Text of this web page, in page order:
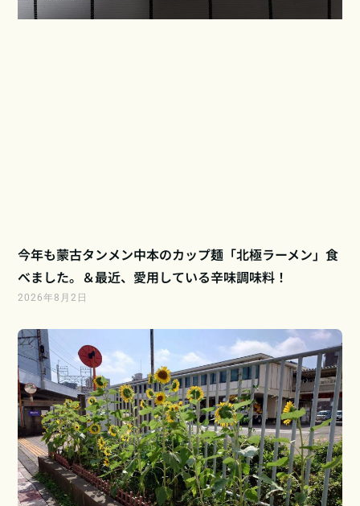
今年も蒙古タンメン中本のカップ麺「北極ラーメン」食
べました。＆最近、愛用している辛味調味料！
2026年8月2日